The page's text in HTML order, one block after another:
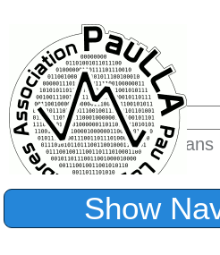
Chercher par
Seulement
Recherche
Show